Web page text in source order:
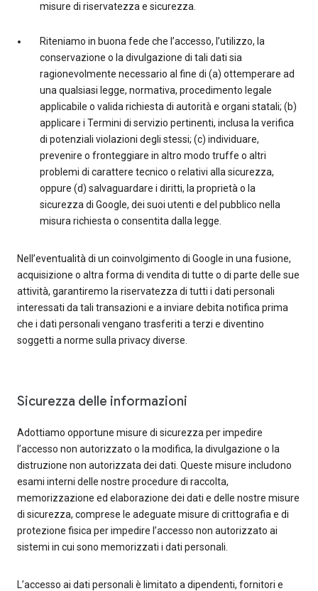
misure di riservatezza e sicurezza.
Riteniamo in buona fede che l’accesso, l’utilizzo, la
conservazione o la divulgazione di tali dati sia
ragionevolmente necessario al fine di (a) ottemperare ad
una qualsiasi legge, normativa, procedimento legale
applicabile o valida richiesta di autorità e organi statali; (b)
applicare i Termini di servizio pertinenti, inclusa la verifica
di potenziali violazioni degli stessi; (c) individuare,
prevenire o fronteggiare in altro modo truffe o altri
problemi di carattere tecnico o relativi alla sicurezza,
oppure (d) salvaguardare i diritti, la proprietà o la
sicurezza di Google, dei suoi utenti e del pubblico nella
misura richiesta o consentita dalla legge.
Nell’eventualità di un coinvolgimento di Google in una fusione,
acquisizione o altra forma di vendita di tutte o di parte delle sue
attività, garantiremo la riservatezza di tutti i dati personali
interessati da tali transazioni e a inviare debita notifica prima
che i dati personali vengano trasferiti a terzi e diventino
soggetti a norme sulla privacy diverse.
Sicurezza delle informazioni
Adottiamo opportune misure di sicurezza per impedire
l’accesso non autorizzato o la modifica, la divulgazione o la
distruzione non autorizzata dei dati. Queste misure includono
esami interni delle nostre procedure di raccolta,
memorizzazione ed elaborazione dei dati e delle nostre misure
di sicurezza, comprese le adeguate misure di crittografia e di
protezione fisica per impedire l’accesso non autorizzato ai
sistemi in cui sono memorizzati i dati personali.
L’accesso ai dati personali è limitato a dipendenti, fornitori e